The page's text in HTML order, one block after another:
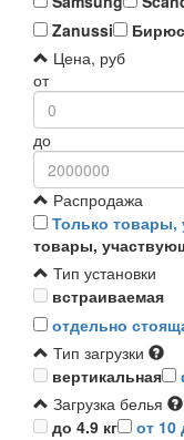
Zanussi
Цена, руб
от
до
Распродажа
Только товары,
товары,
Тип установки
встраиваемая
отдельно
Тип загрузки
вертикальная
Загрузка белья
до 4.9 кг
от 10